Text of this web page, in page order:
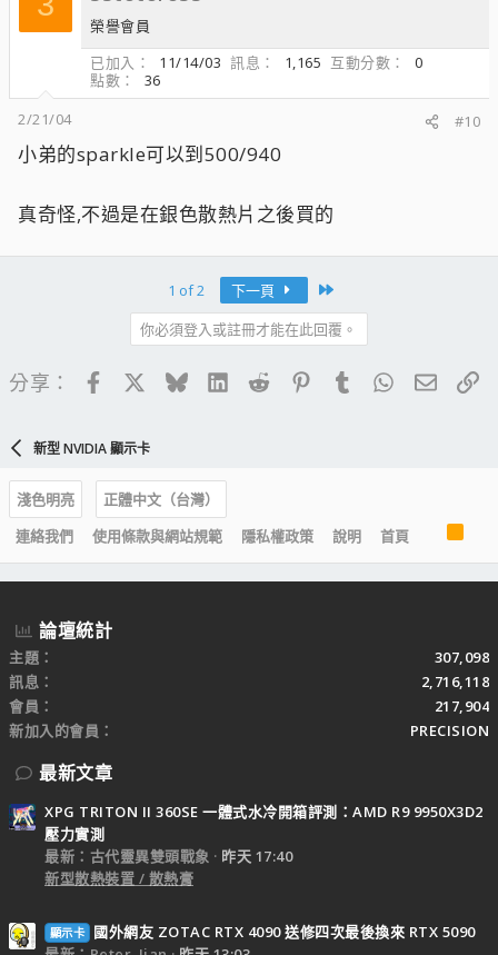
榮譽會員
已加入
11/14/03 訊息 1,165 互動分數
0
點數
36
2/21/04
#10
小弟的sparkle可以到500/940
真奇怪,不過是在銀色散熱片之後買的
1 of 2 下一頁
你必須登入或註冊才能在此回覆。
分享： FacebookBlueskyLinkedIn
Reddit PinterestTumblrWhatsApp
電子
新型 NVIDIA 顯示卡
淺色明亮
正體中文（台灣）
連絡我們
使用條款與網站規範 隱私權政策 說明 首頁
R
S
S
論壇統計
主題
307,098
訊息
2,716,118
會員
217,904
新加入的會員
PRECISION
最新文章
XPG TRITON II 360SE 一體式水冷開箱評測：AMD R9 9950X3D2
壓力實測
最新：古代靈異雙頭戰象
昨天 17:40
新型散熱裝置 / 散熱膏
顯示卡
國外網友 ZOTAC RTX 4090 送修四次最後換來 RTX 5090